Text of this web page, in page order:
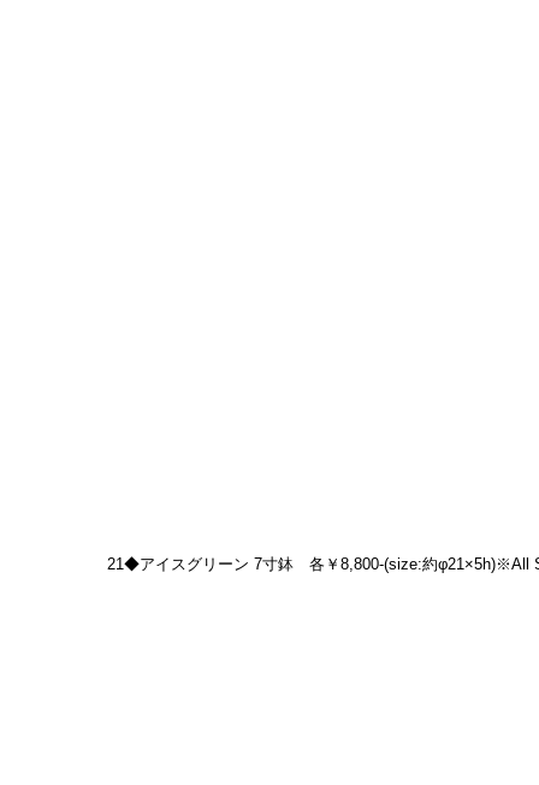
21◆アイスグリーン 7寸鉢　各￥8,800-(size:約φ21×5h)※All